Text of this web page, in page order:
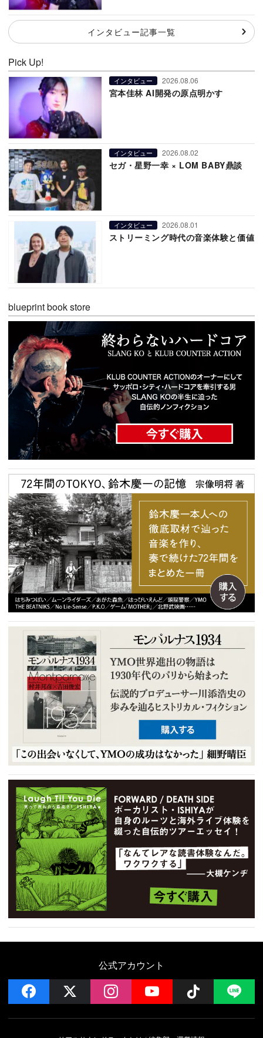
インタビュー記事一覧
Pick Up!
インタビュー 2026.08.06
宮本佳林 AI開発の原点明かす
インタビュー 2026.08.02
セガ・星野一幸 × LOM BABY鼎談
インタビュー 2026.08.01
ストリーミング時代の音楽体験と価値
blueprint book store
公式アカウント
facebook instagramYouTube Follow